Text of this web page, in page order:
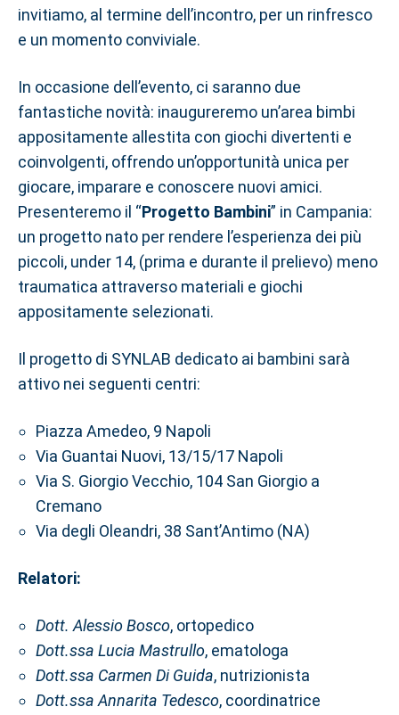
invitiamo, al termine dell’incontro, per un rinfresco
e un momento conviviale.
In occasione dell’evento, ci saranno due
fantastiche novità: inaugureremo un’area bimbi
appositamente allestita con giochi divertenti e
coinvolgenti, offrendo un’opportunità unica per
giocare, imparare e conoscere nuovi amici.
Presenteremo il “Progetto Bambini” in Campania:
un progetto nato per rendere l’esperienza dei più
piccoli, under 14, (prima e durante il prelievo) meno
traumatica attraverso materiali e giochi
appositamente selezionati.
Il progetto di SYNLAB dedicato ai bambini sarà
attivo nei seguenti centri:
Piazza Amedeo, 9 Napoli
Via Guantai Nuovi, 13/15/17 Napoli
Via S. Giorgio Vecchio, 104 San Giorgio a
Cremano
Via degli Oleandri, 38 Sant’Antimo (NA)
Relatori:
Dott. Alessio Bosco, ortopedico
Dott.ssa Lucia Mastrullo, ematologa
Dott.ssa Carmen Di Guida, nutrizionista
Dott.ssa Annarita Tedesco, coordinatrice